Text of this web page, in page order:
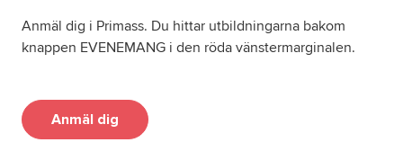
Anmäl dig i Primass. Du hittar utbildningarna bakom
knappen EVENEMANG i den röda vänstermarginalen.
Anmäl dig